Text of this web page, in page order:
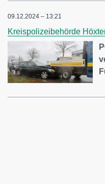
09.12.2024 – 13:21
Kreispolizeibehörde